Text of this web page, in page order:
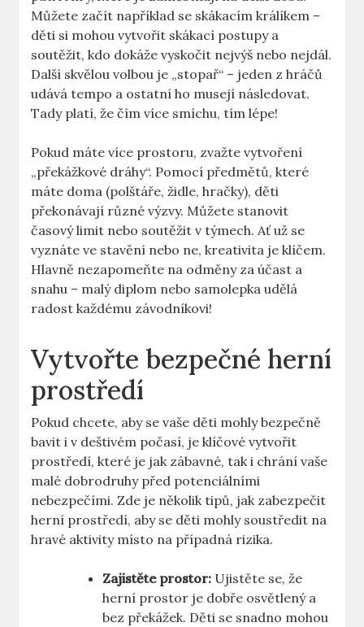
Můžete začít například se skákacím králíkem –
děti si mohou vytvořit skákací postupy a
soutěžit, kdo dokáže vyskočit nejvýš nebo nejdál.
Další skvělou volbou je „stopař“ – jeden z hráčů
udává tempo a ostatní ho musejí následovat.
Tady platí, že čím více smíchu, tím lépe!
Pokud máte více prostoru, zvažte vytvoření
„překážkové dráhy“. Pomocí předmětů, které
máte doma (polštáře, židle, hračky), děti
překonávají různé výzvy. Můžete stanovit
časový limit nebo soutěžit v týmech. Ať už se
vyznáte ve stavění nebo ne, kreativita je klíčem.
Hlavně nezapomeňte na odměny za účast a
snahu – malý diplom nebo samolepka udělá
radost každému závodníkovi!
Vytvořte bezpečné herní
prostředí
Pokud chcete, aby se vaše děti mohly bezpečně
bavit i v deštivém počasí, je klíčové vytvořit
prostředí, které je jak zábavné, tak i chrání vaše
malé dobrodruhy před potenciálními
nebezpečími. Zde je několik tipů, jak zabezpečit
herní prostředí, aby se děti mohly soustředit na
hravé aktivity místo na případná rizika.
Zajistěte prostor: Ujistěte se, že
herní prostor je dobře osvětlený a
bez překážek. Děti se snadno mohou